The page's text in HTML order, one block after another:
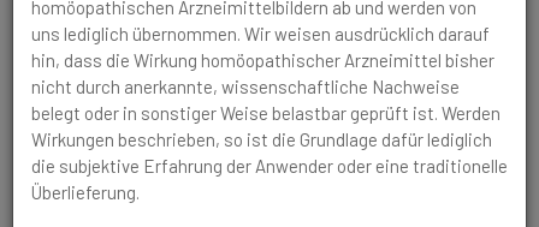
Grippaler Infekt
Hochfieberhaft, wie Kinder es oft
bekommen mit rotem heißem Gesicht und kalten Händen
und Füßen. Fieberglänzende Augen und starke
Kopfschmerzen. Es können Fieberkrämpfe auftreten.
Starker Durst. Empfindlich auf alle äusseren Reize wie
Geräusche, Licht unter anderem. Beschwerden beginnen
plötzlich, oft abends oder in der Nacht.
homöopathischen Arzneimittelbildern ab und werden von
uns lediglich übernommen. Wir weisen ausdrücklich darauf
hin, dass die Wirkung homöopathischer Arzneimittel bisher
nicht durch anerkannte, wissenschaftliche Nachweise
belegt oder in sonstiger Weise belastbar geprüft ist. Werden
Wirkungen beschrieben, so ist die Grundlage dafür lediglich
die subjektive Erfahrung der Anwender oder eine traditionelle
Überlieferung.